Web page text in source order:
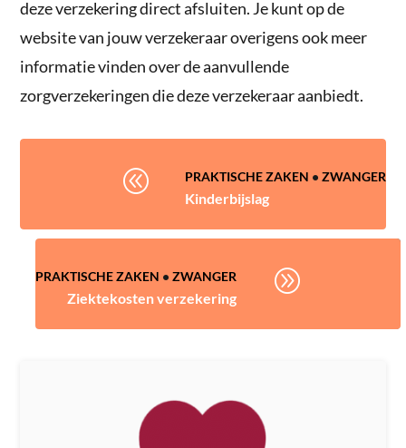
deze verzekering direct afsluiten. Je kunt op de
website van jouw verzekeraar overigens ook meer
informatie vinden over de aanvullende
zorgverzekeringen die deze verzekeraar aanbiedt.
@ PRAKTISCHE ZAKEN • ZWANGER
Kinderbijslag
PRAKTISCHE ZAKEN • ZWANGER
Ziektekosten verzekering
A